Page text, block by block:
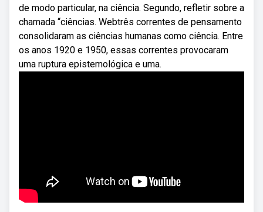
de modo particular, na ciência. Segundo, refletir sobre a
chamada “ciências. Webtrês correntes de pensamento
consolidaram as ciências humanas como ciência. Entre
os anos 1920 e 1950, essas correntes provocaram
uma ruptura epistemológica e uma.